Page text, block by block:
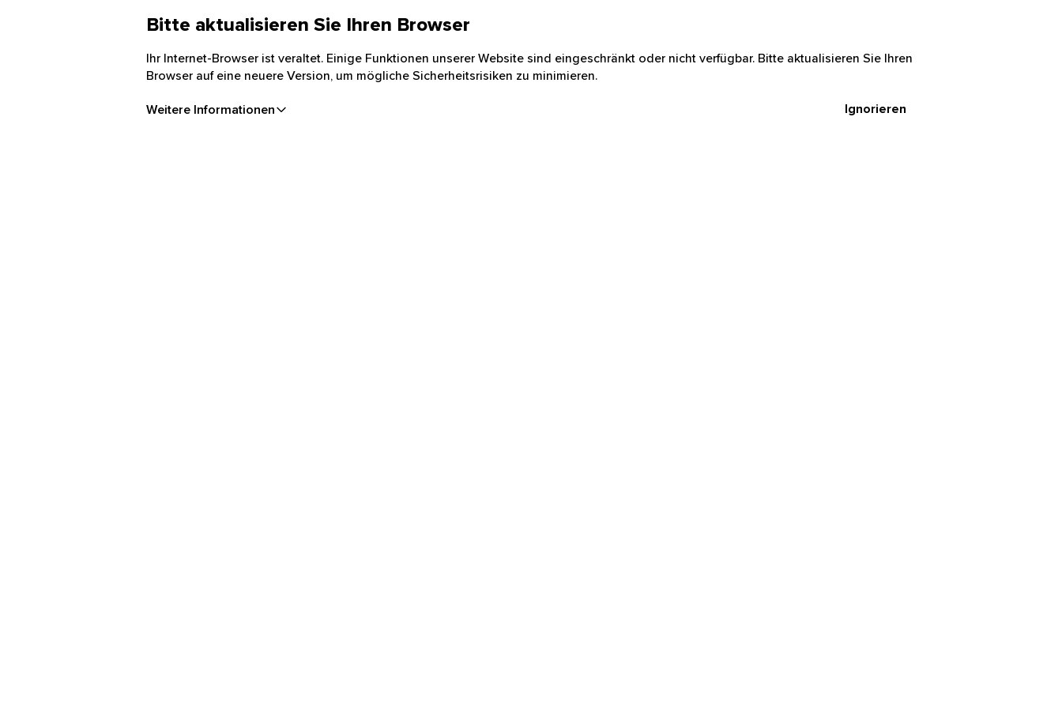
Bitte aktualisieren Sie Ihren Browser
Ihr Internet-Browser ist veraltet. Einige Funktionen unserer Website sind eingeschränkt oder nicht verfügbar. Bitte aktualisieren Sie Ihren
Browser auf eine neuere Version, um mögliche Sicherheitsrisiken zu minimieren.
Weitere Informationen Ignorieren